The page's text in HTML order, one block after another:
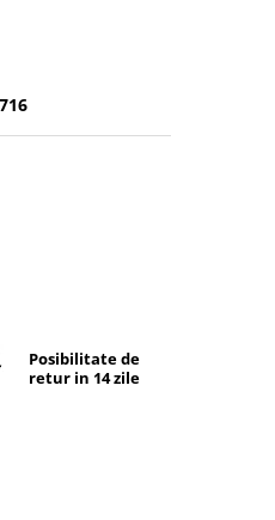
Posibilitate de
retur in 14 zile